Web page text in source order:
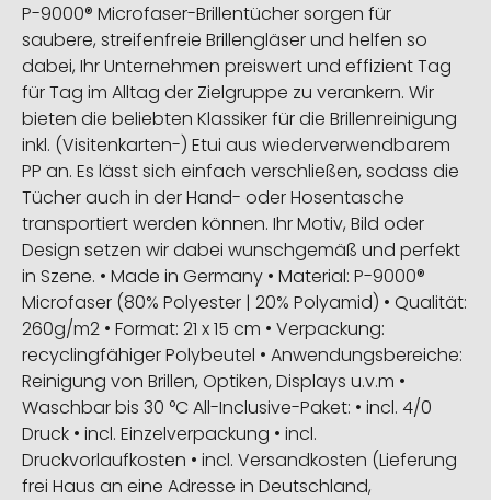
P-9000® Microfaser-Brillentücher sorgen für
saubere, streifenfreie Brillengläser und helfen so
dabei, Ihr Unternehmen preiswert und effizient Tag
für Tag im Alltag der Zielgruppe zu verankern. Wir
bieten die beliebten Klassiker für die Brillenreinigung
inkl. (Visitenkarten-) Etui aus wiederverwendbarem
PP an. Es lässt sich einfach verschließen, sodass die
Tücher auch in der Hand- oder Hosentasche
transportiert werden können. Ihr Motiv, Bild oder
Design setzen wir dabei wunschgemäß und perfekt
in Szene. • Made in Germany • Material: P-9000®
Microfaser (80% Polyester | 20% Polyamid) • Qualität:
260g/m2 • Format: 21 x 15 cm • Verpackung:
recyclingfähiger Polybeutel • Anwendungsbereiche:
Reinigung von Brillen, Optiken, Displays u.v.m •
Waschbar bis 30 °C All-Inclusive-Paket: • incl. 4/0
Druck • incl. Einzelverpackung • incl.
Druckvorlaufkosten • incl. Versandkosten (Lieferung
frei Haus an eine Adresse in Deutschland,